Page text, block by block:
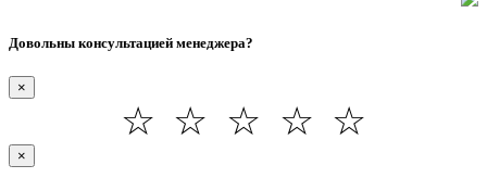
Довольны консультацией менеджера?
×
☆
☆
☆
☆
☆
×